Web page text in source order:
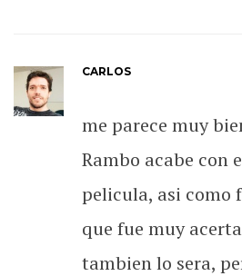
CARLOS
me parece muy
Rambo acabe con
pelicula, asi como
que fue muy
tambien lo sera,